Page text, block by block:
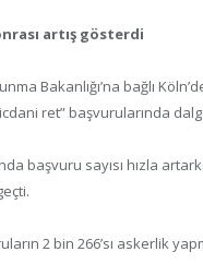
artış gösterdi
Bakanlığı’na bağlı
ret” başvurularında
başvuru sayısı hızla
2 bin 266’sı askerlik